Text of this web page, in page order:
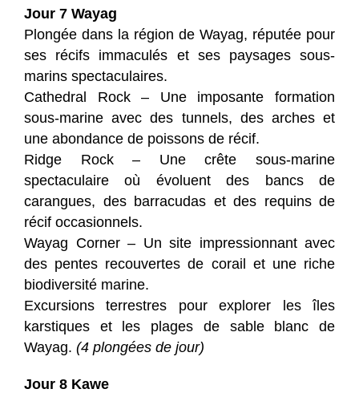
Jour 7 Wayag
Plongée dans la région de Wayag, réputée pour
ses récifs immaculés et ses paysages sous-
marins spectaculaires.
Cathedral Rock – Une imposante formation
sous-marine avec des tunnels, des arches et
une abondance de poissons de récif.
Ridge Rock – Une crête sous-marine
spectaculaire où évoluent des bancs de
carangues, des barracudas et des requins de
récif occasionnels.
Wayag Corner – Un site impressionnant avec
des pentes recouvertes de corail et une riche
biodiversité marine.
Excursions terrestres pour explorer les îles
karstiques et les plages de sable blanc de
Wayag. (4 plongées de jour)
Jour 8 Kawe